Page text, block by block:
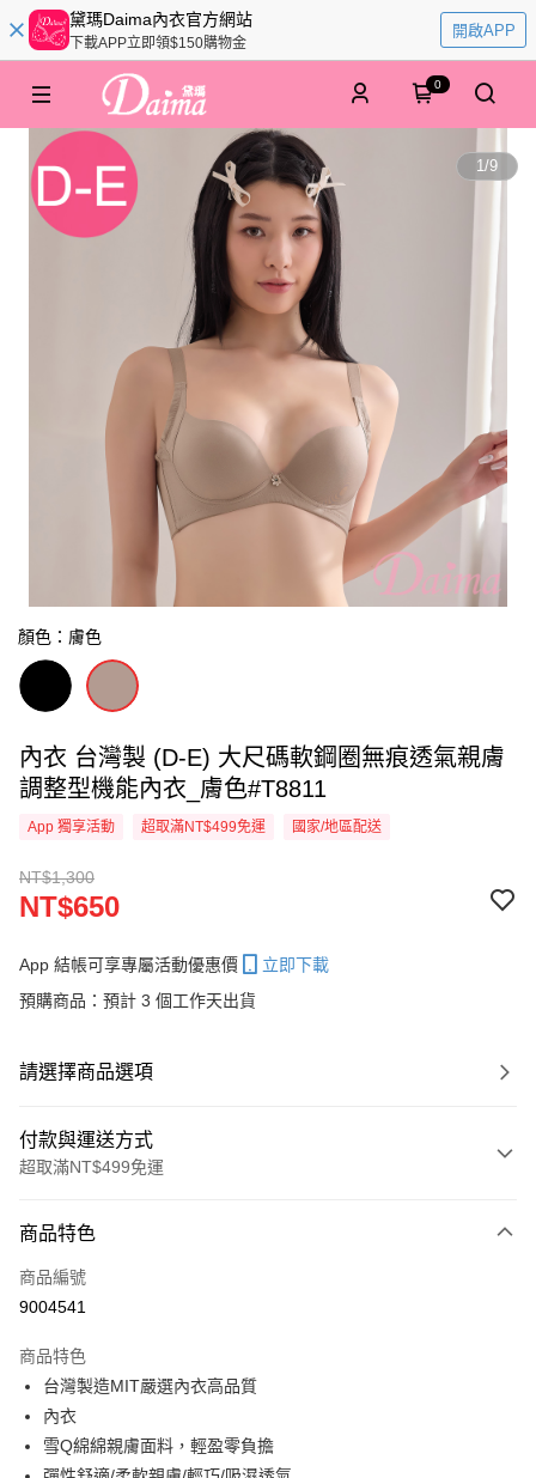
黛瑪Daima內衣官方網站
下載APP立即領$150購物金
開啟APP
0
1/9
顏色：膚色
內衣 台灣製 (D-E) 大尺碼軟鋼圈無痕透氣親膚
調整型機能內衣_膚色#T8811
App 獨享活動 超取滿NT$499免運 國家/地區配送
NT$1,300
NT$650
App 結帳可享專屬活動優惠價
立即下載
預購商品：預計 3 個工作天出貨
請選擇商品選項
付款與運送方式
超取滿NT$499免運
信用卡一次付款
超商取貨付款
Apple Pay
街口支付
悠遊付
商品特色
商品編號
9004541
商品特色
台灣製造MIT嚴選內衣高品質
內衣
雪Q綿綿親膚面料，輕盈零負擔